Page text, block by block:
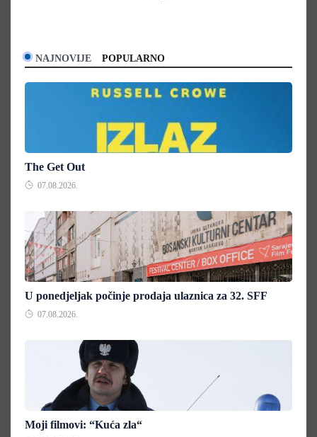
NAJNOVIJE POPULARNO
The Get Out
07.08.2026.
U ponedjeljak počinje prodaja ulaznica za 32. SFF
07.08.2026.
Moji filmovi: “Kuća zla“